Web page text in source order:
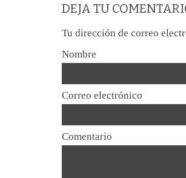
DEJA TU
Tu dirección de correo
Nombre
Correo electrónico
Comentario